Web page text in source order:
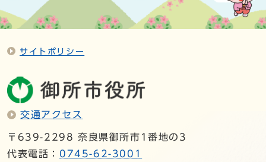
サイトポリシー
交通アクセス
〒639-2298 奈良県御所市1番地の3
代表電話： 0745-62-3001